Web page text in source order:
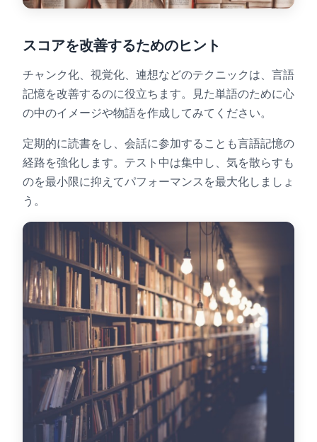
スコアを改善するためのヒント
チャンク化、視覚化、連想などのテクニックは、言語
記憶を改善するのに役立ちます。見た単語のために心
の中のイメージや物語を作成してみてください。
定期的に読書をし、会話に参加することも言語記憶の
経路を強化します。テスト中は集中し、気を散らすも
のを最小限に抑えてパフォーマンスを最大化しましょ
う。